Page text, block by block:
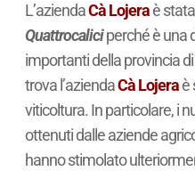
L’aziendaCà Lojeraè
Quattrocaliciperché è una
importanti della provincia di
trova l’aziendaCà Lojeraè
viticoltura. In particolare, i
ottenuti dalle aziende
hanno stimolato